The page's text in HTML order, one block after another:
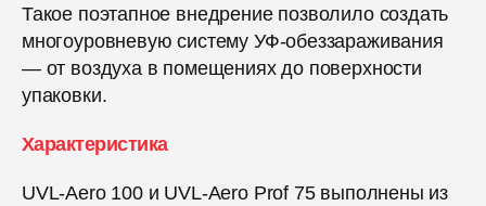
Такое поэтапное внедрение позволило создать
многоуровневую систему УФ-обеззараживания
— от воздуха в помещениях до поверхности
упаковки.
Характеристика
UVL-Aero 100 и UVL-Aero Prof 75 выполнены из